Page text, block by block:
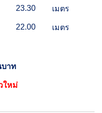
23.30 เมตร
22.00 เมตร
บาท
ใหม่